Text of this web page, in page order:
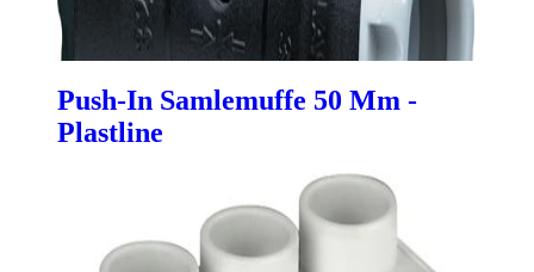
Push-In Samlemuffe 50 Mm -
Plastline